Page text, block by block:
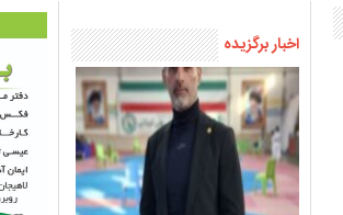
اخبار برگزیده